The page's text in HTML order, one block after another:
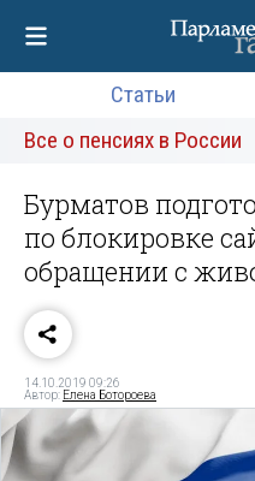
Статьи
Все о пенсиях в России
Бурматов
по блокировке
обращении с
14.10.2019 09:26
Автор: Елена Ботороева